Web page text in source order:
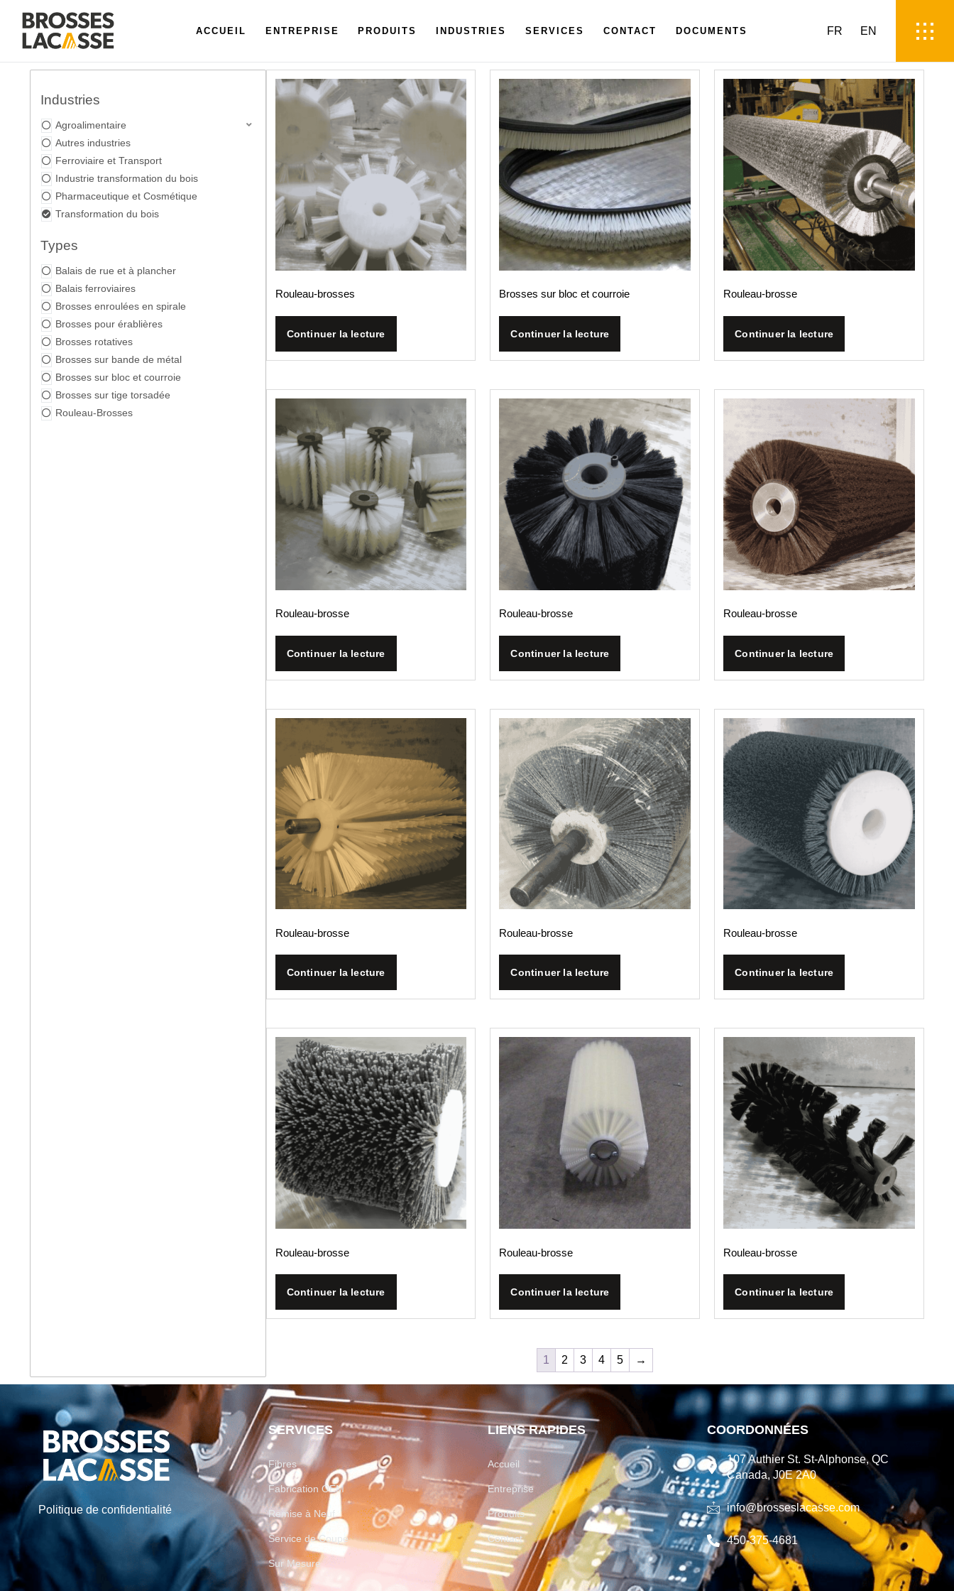
ACCUEIL ENTREPRISE PRODUITS INDUSTRIES SERVICES CONTACT DOCUMENTS FR EN
Industries
Agroalimentaire
Autres industries
Ferroviaire et Transport
Industrie transformation du bois
Pharmaceutique et Cosmétique
Transformation du bois
Types
Balais de rue et à plancher
Balais ferroviaires
Brosses enroulées en spirale
Brosses pour érablières
Brosses rotatives
Brosses sur bande de métal
Brosses sur bloc et courroie
Brosses sur tige torsadée
Rouleau-Brosses
Rouleau-brosses
Continuer la lecture
Brosses sur bloc et courroie
Continuer la lecture
Rouleau­-brosse
Continuer la lecture
Rouleau­-brosse
Continuer la lecture
Rouleau­-brosse
Continuer la lecture
Rouleau­‐brosse
Continuer la lecture
Rouleau­-brosse
Continuer la lecture
Rouleau­-brosse
Continuer la lecture
Rouleau­-brosse
Continuer la lecture
Rouleau-brosse
Continuer la lecture
Rouleau-brosse
Continuer la lecture
Rouleau-brosse
Continuer la lecture
1 2 3 4 5 →
Politique de confidentialité
SERVICES
Fibres
Fabrication OEM
Remise à Neuf
Service de Coupe
Sur Mesure
LIENS RAPIDES
Accueil
Entreprise
Produits
Contact
COORDONNÉES
107 Authier St. St-Alphonse, QC
Canada, J0E 2A0
info@brosseslacasse.com
450-375-4681